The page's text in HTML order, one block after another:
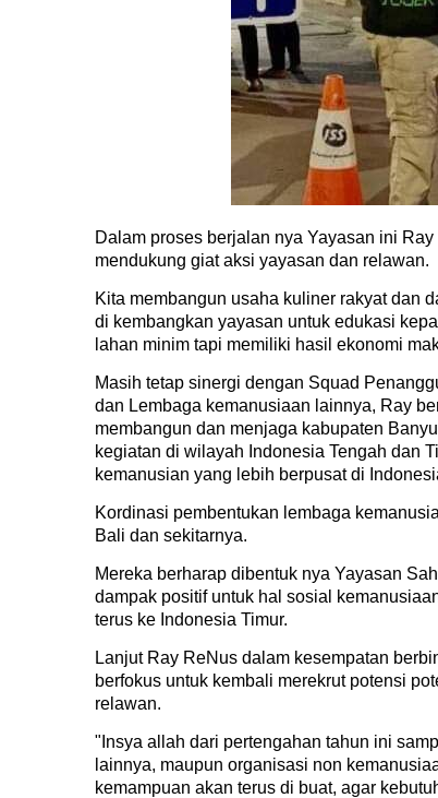
Dalam proses berjalan nya Yayasan ini
mendukung giat aksi yayasan dan relawan.
Kita membangun usaha kuliner rakyat dan
di kembangkan yayasan untuk edukasi
lahan minim tapi memiliki hasil ekonomi
Masih tetap sinergi dengan Squad
dan Lembaga kemanusiaan lainnya, Ray
membangun dan menjaga kabupaten
kegiatan di wilayah Indonesia Tengah dan
kemanusian yang lebih berpusat di
Kordinasi pembentukan lembaga
Bali dan sekitarnya.
Mereka berharap dibentuk nya Yayasan
dampak positif untuk hal sosial
terus ke Indonesia Timur.
Lanjut Ray ReNus dalam kesempatan
berfokus untuk kembali merekrut potensi
relawan.
"Insya allah dari pertengahan tahun ini
lainnya, maupun organisasi non
kemampuan akan terus di buat, agar